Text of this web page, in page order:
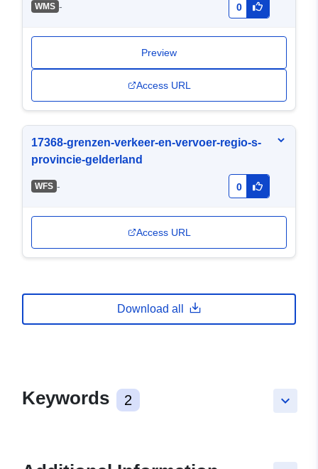
WMS - 0
Preview
Access URL
17368-grenzen-verkeer-en-vervoer-regio-s-
provincie-gelderland
WFS - 0
Access URL
Download all
keyboard_arrow_down
Keywords 2